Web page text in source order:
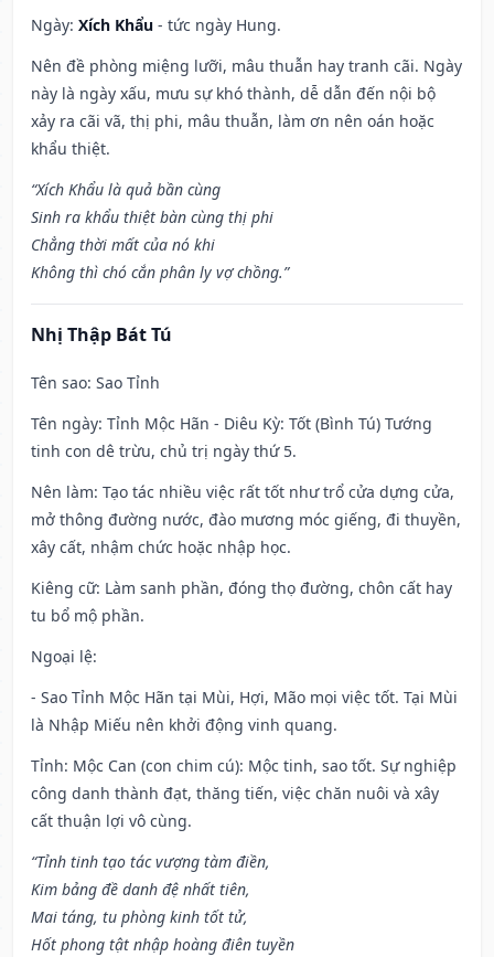
Ngày: Xích Khẩu - tức ngày Hung.
Nên đề phòng miệng lưỡi, mâu thuẫn hay tranh cãi. Ngày
này là ngày xấu, mưu sự khó thành, dễ dẫn đến nội bộ
xảy ra cãi vã, thị phi, mâu thuẫn, làm ơn nên oán hoặc
khẩu thiệt.
“Xích Khẩu là quả bần cùng
Sinh ra khẩu thiệt bàn cùng thị phi
Chẳng thời mất của nó khi
Không thì chó cắn phân ly vợ chồng.”
Nhị Thập Bát Tú
Tên sao: Sao Tỉnh
Tên ngày: Tỉnh Mộc Hãn - Diêu Kỳ: Tốt (Bình Tú) Tướng
tinh con dê trừu, chủ trị ngày thứ 5.
Nên làm: Tạo tác nhiều việc rất tốt như trổ cửa dựng cửa,
mở thông đường nước, đào mương móc giếng, đi thuyền,
xây cất, nhậm chức hoặc nhập học.
Kiêng cữ: Làm sanh phần, đóng thọ đường, chôn cất hay
tu bổ mộ phần.
Ngoại lệ:
- Sao Tỉnh Mộc Hãn tại Mùi, Hợi, Mão mọi việc tốt. Tại Mùi
là Nhập Miếu nên khởi động vinh quang.
Tỉnh: Mộc Can (con chim cú): Mộc tinh, sao tốt. Sự nghiệp
công danh thành đạt, thăng tiến, việc chăn nuôi và xây
cất thuận lợi vô cùng.
“Tỉnh tinh tạo tác vượng tàm điền,
Kim bảng đề danh đệ nhất tiên,
Mai táng, tu phòng kinh tốt tử,
Hốt phong tật nhập hoàng điên tuyền